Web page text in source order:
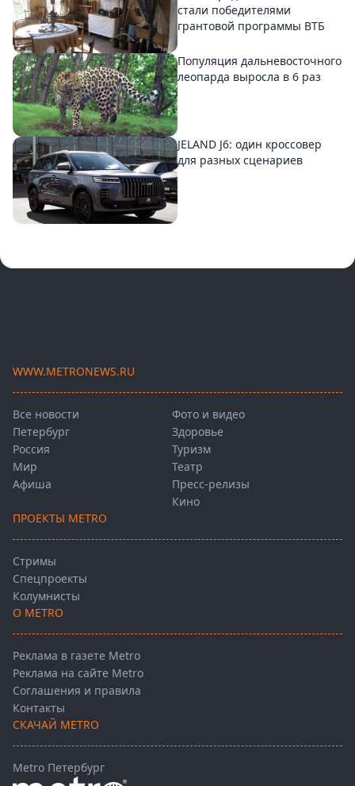
стали победителями
грантовой программы ВТБ
Популяция дальневосточного
леопарда выросла в 6 раз
JELAND J6: один кроссовер
для разных сценариев
WWW.METRONEWS.RU
Все новости
Петербург
Россия
Мир
Афиша
Фото и видео
Здоровье
Туризм
Театр
Пресс-релизы
Кино
ПРОЕКТЫ METRO
Стримы
Спецпроекты
Колумнисты
О METRO
Реклама в газете Metro
Реклама на сайте Metro
Соглашения и правила
Контакты
СКАЧАЙ METRO
Metro Петербург